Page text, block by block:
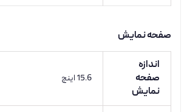
صفحه نمایش
اندازه
صفحه
نمایش
15.6 اینچ